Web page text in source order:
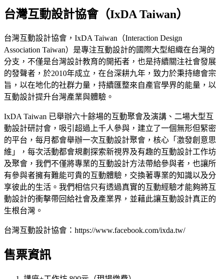
台灣互動設計協會（IxDA Taiwan）
台灣互動設計協會，IxDA Taiwan（Interaction Design
Association Taiwan）是專注互動設計的國際大型組織在台灣的
分支，不僅是台灣設計教育的開拓者，也是持續關注社會發展
的發聲者，於2010年成立，在台深耕九年，致力於秉持總會宗
旨，以在地化的社群力量，持續匯整來自產官學界的能量，以
互動設計提升台灣產業與體驗。
IxDA Taiwan 已舉辦六十餘場的互動聚會及演講、二場大型互
動設計研討會，吸引超過上千人參與，建立了一個無形但緊密
的平台，每月都會舉辦一次互動設計聚會，核心「激發創意思
維」，每次活動都會規劃探索新視界及有趣的互動設計工作坊
及聚會，我們不僅將專業的互動設計方法帶給參與者，也讓所
有參與者擁有難能可貴的互動體驗，交換著專業的知識以及分
享彼此的生活。我們相信只有透過真實的互動經驗才能夠將互
動設計的衝擊帶回給社會及產業界，並藉此讓互動設計真正的
生根台灣。
台灣互動設計協會：https://www.facebook.com/ixda.tw/
售票資訊